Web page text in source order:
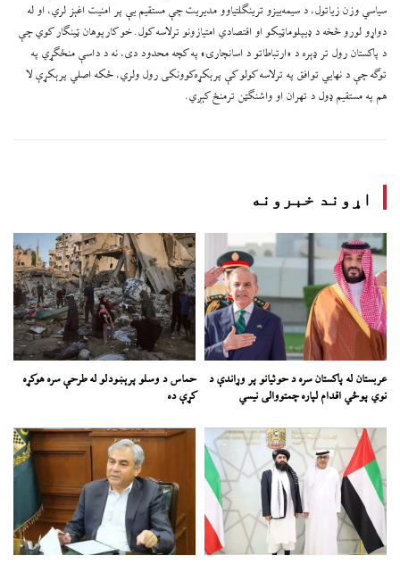
سیاسي وزن زیاتول، د سیمه‌ییزو ترینګلتیاوو مدیریت چې مستقیم یې پر امنیت اغېز لري، او له
دواړو لورو څخه د ډیپلوماټیکو او اقتصادي امتیازونو ترلاسه کول. خو کارپوهان ټینګار کوي چې
د پاکستان رول تر ډېره د «ارتباطاتو د اسانچارۍ» په کچه محدود دی، نه د داسې منځګړي په
توګه چې د نهایي توافق په ترلاسه کولو کې پرېکړه‌کوونکی رول ولري، ځکه اصلي پرېکړې لا
هم په مستقیم ډول د تهران او واشنګټن ترمنځ کېږي.
اړوند خبرونه
عربستان له پاکستان سره د حوثیانو پر وړاندې د
نوي پوځي اقدام لپاره چمتووالی نیسي
حماس د وسلو پرېښودلو له طرحې سره هوکړه
کړې ده